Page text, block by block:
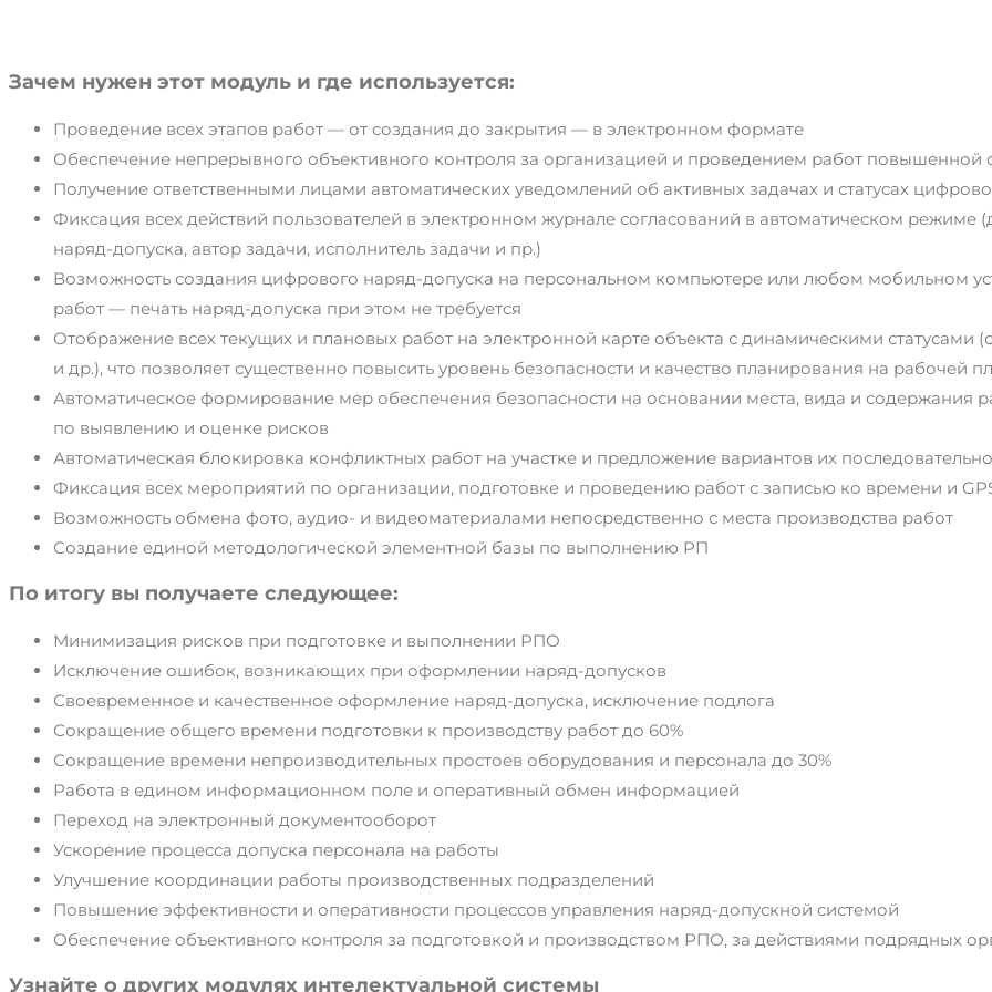
Зачем нужен этот модуль и где используется:
Проведение всех этапов работ — от создания до закрытия — в электронном формате
Обеспечение непрерывного объективного контроля за организацией и проведением работ повышенной
Получение ответственными лицами автоматических уведомлений об активных задачах и статусах
Фиксация всех действий пользователей в электронном журнале согласований в автоматическом режиме
наряд-допуска, автор задачи, исполнитель задачи и пр.)
Возможность создания цифрового наряд-допуска на персональном компьютере или любом мобильном
работ — печать наряд-допуска при этом не требуется
Отображение всех текущих и плановых работ на электронной карте объекта с динамическими статусами
и др.), что позволяет существенно повысить уровень безопасности и качество планирования на рабочей
Автоматическое формирование мер обеспечения безопасности на основании места, вида и
по выявлению и оценке рисков
Автоматическая блокировка конфликтных работ на участке и предложение вариантов их
Фиксация всех мероприятий по организации, подготовке и проведению работ с записью ко времени и
Возможность обмена фото, аудио- и видеоматериалами непосредственно с места производства работ
Создание единой методологической элементной базы по выполнению РП
По итогу вы получаете следующее:
Минимизация рисков при подготовке и выполнении РПО
Исключение ошибок, возникающих при оформлении наряд-допусков
Своевременное и качественное оформление наряд-допуска, исключение подлога
Сокращение общего времени подготовки к производству работ до 60%
Сокращение времени непроизводительных простоев оборудования и персонала до 30%
Работа в едином информационном поле и оперативный обмен информацией
Переход на электронный документооборот
Ускорение процесса допуска персонала на работы
Улучшение координации работы производственных подразделений
Повышение эффективности и оперативности процессов управления наряд-допускной системой
Обеспечение объективного контроля за подготовкой и производством РПО, за действиями подрядных
Узнайте о других модулях интелектуальной системы